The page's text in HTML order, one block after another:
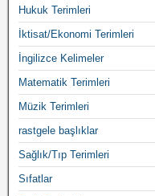
Hukuk Terimleri
İktisat/Ekonomi Terimleri
İngilizce Kelimeler
Matematik Terimleri
Müzik Terimleri
rastgele başlıklar
Sağlık/Tıp Terimleri
Sıfatlar